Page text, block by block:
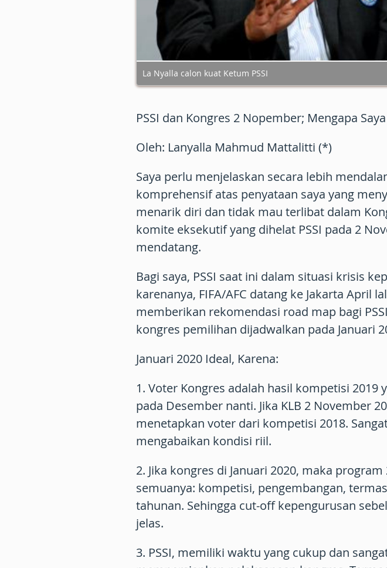
La Nyalla calon kuat Ketum PSSI
PSSI dan Kongres 2 Nopember; Mengapa
Oleh: Lanyalla Mahmud Mattalitti (*)
Saya perlu menjelaskan secara lebih
komprehensif atas penyataan saya yang
menarik diri dan tidak mau terlibat dalam
komite eksekutif yang dihelat PSSI pada 2
mendatang.
Bagi saya, PSSI saat ini dalam situasi krisis
karenanya, FIFA/AFC datang ke Jakarta April
memberikan rekomendasi road map bagi
kongres pemilihan dijadwalkan pada Januari
Januari 2020 Ideal, Karena:
1. Voter Kongres adalah hasil kompetisi 2019
pada Desember nanti. Jika KLB 2 November
menetapkan voter dari kompetisi 2018.
mengabaikan kondisi riil.
2. Jika kongres di Januari 2020, maka
semuanya: kompetisi, pengembangan,
tahunan. Sehingga cut-off kepengurusan
jelas.
3. PSSI, memiliki waktu yang cukup dan